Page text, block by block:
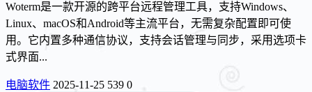
Woterm是一款开源的跨平台远程管理工具，支持Windows、
Linux、macOS和Android等主流平台，无需复杂配置即可使
用。它内置多种通信协议，支持会话管理与同步，采用选项卡
式界面...
电脑软件 2025-11-25 539 0